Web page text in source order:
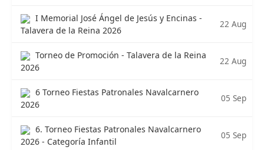
I Memorial José Ángel de Jesús y Encinas -
Talavera de la Reina 2026
22 Aug
Torneo de Promoción - Talavera de la Reina
2026
22 Aug
6 Torneo Fiestas Patronales Navalcarnero
2026
05 Sep
6. Torneo Fiestas Patronales Navalcarnero
2026 - Categoría Infantil
05 Sep